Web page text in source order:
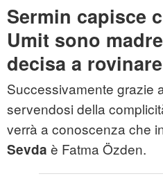
Sermin capisce
Umit sono
decisa a
Successivamente grazie
servendosi della
verrà a conoscenza che
Sevda è Fatma Özden.